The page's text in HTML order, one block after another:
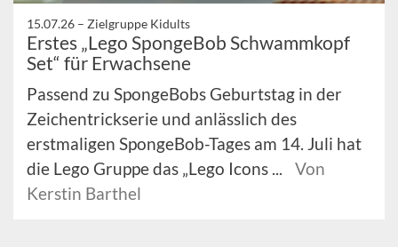
15.07.26 – Zielgruppe Kidults
Erstes „Lego SpongeBob Schwammkopf
Set“ für Erwachsene
Passend zu SpongeBobs Geburtstag in der
Zeichentrickserie und anlässlich des
erstmaligen SpongeBob-Tages am 14. Juli hat
die Lego Gruppe das „Lego Icons ...
Von
Kerstin Barthel